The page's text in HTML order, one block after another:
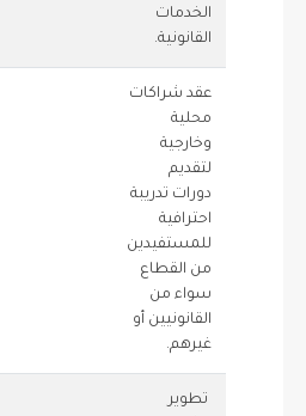
الخدمات
القانونية.
عقد شراكات
محلية
وخارجية
لتقديم
دورات تدريبة
احترافية
للمستفيدين
من القطاع
سواء من
القانونيين أو
غيرهم.
تطوير